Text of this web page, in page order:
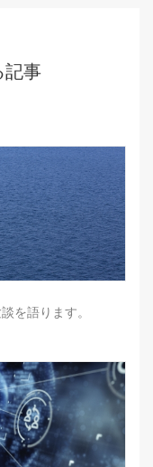
記事
を語ります。